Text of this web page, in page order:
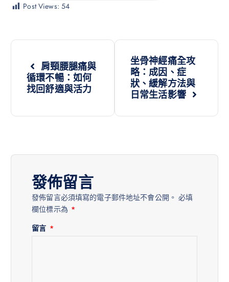
Post Views: 54
肩頸腰腿痛與
循環不暢：如何
找回舒適與活力
坐骨神經痛全攻
略：成因、症
狀、緩解方法與
日常生活影響
發佈留言
發佈留言必須填寫的電子郵件地址不會公開。 必填
欄位標示為 *
留言 *